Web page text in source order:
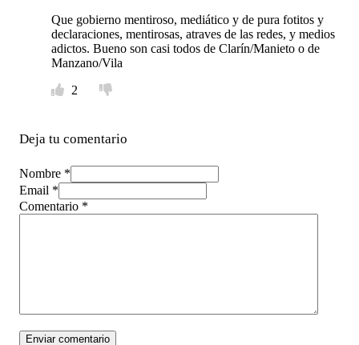
Que gobierno mentiroso, mediático y de pura fotitos y
declaraciones, mentirosas, atraves de las redes, y medios
adictos. Bueno son casi todos de Clarín/Manieto o de
Manzano/Vila
2
Deja tu comentario
Nombre *
Email *
Comentario *